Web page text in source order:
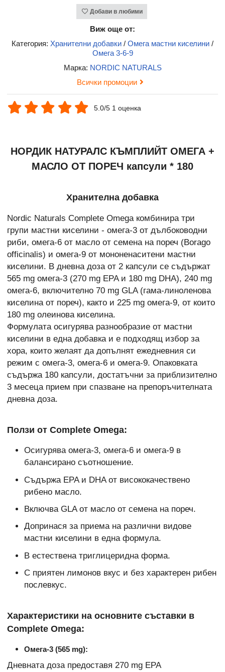
Добави в любими
Виж още от:
Категория: Хранителни добавки / Омега мастни киселини /
Омега 3-6-9
Марка: NORDIC NATURALS
Всички промоции
5.0/5 1 оценка
НОРДИК НАТУРАЛС КЪМПЛИЙТ ОМЕГА +
МАСЛО ОТ ПОРЕЧ капсули * 180
Хранителна добавка
Nordic Naturals Complete Omega комбинира три
групи мастни киселини - омега-3 от дълбоководни
риби, омега-6 от масло от семена на пореч (Borago
officinalis) и омега-9 от мононенаситени мастни
киселини. В дневна доза от 2 капсули се съдържат
565 mg омега-3 (270 mg EPA и 180 mg DHA), 240 mg
омега-6, включително 70 mg GLA (гама-линоленова
киселина от пореч), както и 225 mg омега-9, от които
180 mg олеинова киселина.
Формулата осигурява разнообразие от мастни
киселини в една добавка и е подходящ избор за
хора, които желаят да допълнят ежедневния си
режим с омега-3, омега-6 и омега-9. Опаковката
съдържа 180 капсули, достатъчни за приблизително
3 месеца прием при спазване на препоръчителната
дневна доза.
Ползи от Complete Omega:
Осигурява омега-3, омега-6 и омега-9 в
балансирано съотношение.
Съдържа EPA и DHA от висококачествено
рибено масло.
Включва GLA от масло от семена на пореч.
Допринася за приема на различни видове
мастни киселини в една формула.
В естествена триглицеридна форма.
С приятен лимонов вкус и без характерен рибен
послевкус.
Характеристики на основните съставки в
Complete Omega:
Омега-3 (565 mg):
Дневната доза предоставя 270 mg EPA